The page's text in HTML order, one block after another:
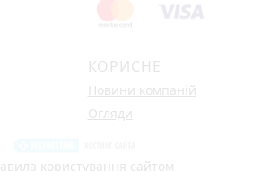
КОРИСНЕ
Новини компаній
Огляди
користування сайтом